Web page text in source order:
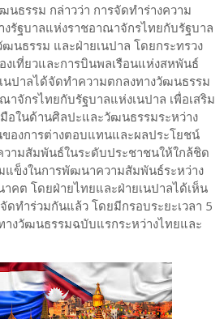
นธรรม กล่าวว่า การจัดทำร่างความ
รัฐบาลแห่งราชอาณาจักรไทยกับรัฐบาล
นธรรม และฝ่ายเนปาล โดยกระทรวง
วและการบินพลเรือนแห่งสหพันธ์
นปาลได้จัดทำความตกลงทางวัฒนธรรม
าจักรไทยกับรัฐบาลแห่งเนปาล เพื่อเสริม
อในด้านศิลปะและวัฒนธรรมระหว่าง
องการต่างตอบแทนและผลประโยชน์
วามสัมพันธ์ในระดับประชาชนให้ใกล้ชิด
แข็งในการพัฒนาความสัมพันธ์ระหว่าง
คต โดยฝ่ายไทยและฝ่ายเนปาลได้เห็น
ดทำร่วมกันแล้ว โดยมีกรอบระยะเวลา 5
างวัฒนธรรมฉบับแรกระหว่างไทยและ